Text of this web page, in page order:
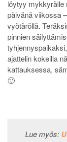
löytyy mykkyrälle
päivänä viikossa
vyötäröllä.
pinnien
ajattelin kokeilla
kattauksessa,
🙂
Lue myös: